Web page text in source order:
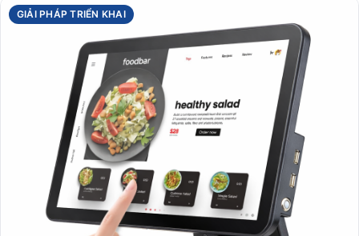
GIẢI PHÁP TRIỂN KHAI